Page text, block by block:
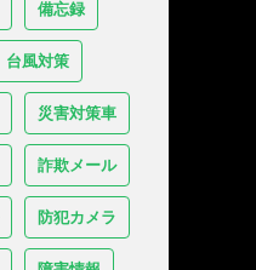
備忘録
台風対策
災害対策車
詐欺メール
防犯カメラ